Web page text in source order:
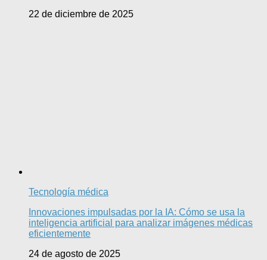
22 de diciembre de 2025
Tecnología médica
Innovaciones impulsadas por la IA: Cómo se usa la
inteligencia artificial para analizar imágenes médicas
eficientemente
24 de agosto de 2025